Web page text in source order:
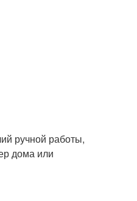
ручной работы,
дома или